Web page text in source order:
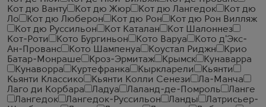
Кот дю Ванту
Кот дю Жюр Кот дю Лангедок
Кот дю
Ло
Кот дю Люберон Кот дю Рон
Кот дю Рон Вилляж
Кот дю Руссильон
Кот Каталан
Кот Шалоннез
Кот-Роти
Кото Бургиньон Кото Варуа
Кото д'Экс-
Ан-Прованс
Кото Шампенуа Коустал Риджн
Крио
Батар-Монраше
Кроз-Эрмитаж Крымск
Кунаварра
Кунаворра
Куртефранка Кыркларели
Кьянти
Кьянти Классико
Кьянти Колли Сенези
Ла-Манча
Лаго ди Корбара
Ладуа Лаланд-де-Помроль
Ланге
Лангедок
Лангедок-Руссильон Ланды
Латрисьер-